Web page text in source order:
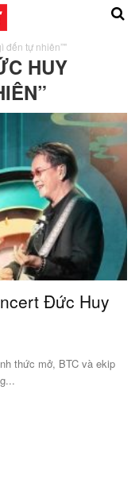
đến tự nhiên”"
HUY
Đức Huy
thức mở, BTC và ekip